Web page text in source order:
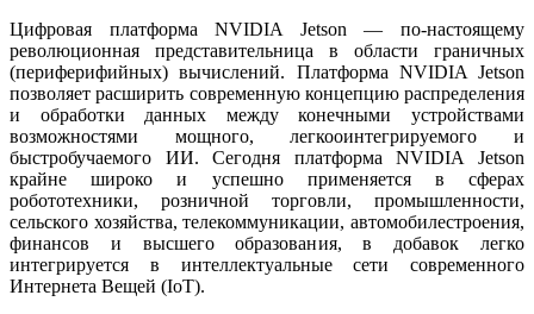
Цифровая платформа NVIDIA Jetson — по-настоящему
революционная представительница в области граничных
(периферифийных) вычислений. Платформа NVIDIA Jetson
позволяет расширить современную концепцию распределения
и обработки данных между конечными устройствами
возможностями мощного, легкооинтегрируемого и
быстробучаемого ИИ. Сегодня платформа NVIDIA Jetson
крайне широко и успешно применяется в сферах
робототехники, розничной торговли, промышленности,
сельского хозяйства, телекоммуникации, автомобилестроения,
финансов и высшего образования, в добавок легко
интегрируется в интеллектуальные сети современного
Интернета Вещей (IoT).